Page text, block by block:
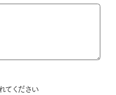
ください